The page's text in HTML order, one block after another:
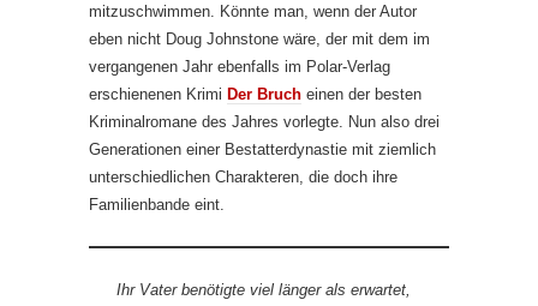
mitzuschwimmen. Könnte man, wenn der Autor
eben nicht Doug Johnstone wäre, der mit dem im
vergangenen Jahr ebenfalls im Polar-Verlag
erschienenen Krimi Der Bruch einen der besten
Kriminalromane des Jahres vorlegte. Nun also drei
Generationen einer Bestatterdynastie mit ziemlich
unterschiedlichen Charakteren, die doch ihre
Familienbande eint.
Ihr Vater benötigte viel länger als erwartet,